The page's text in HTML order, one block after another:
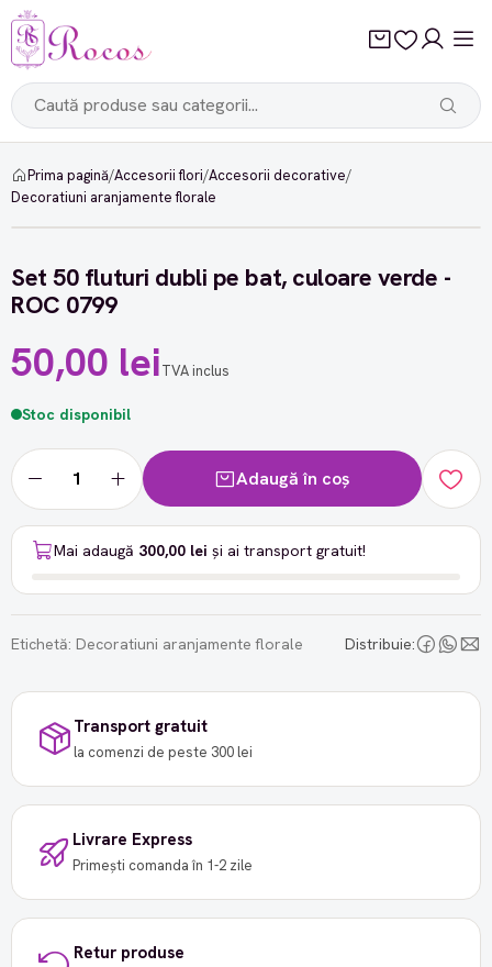
Prima pagină/Accesorii flori/Accesorii decorative/
Decoratiuni aranjamente florale
Set 50 fluturi dubli pe bat, culoare verde -
ROC 0799
50,00 leiTVA inclus
Stoc disponibil
Adaugă în coș
Mai adaugă 300,00 lei și ai transport gratuit!
Etichetă: Decoratiuni aranjamente florale Distribuie:
Transport gratuit
la comenzi de peste 300 lei
Livrare Express
Primești comanda în 1-2 zile
Retur produse